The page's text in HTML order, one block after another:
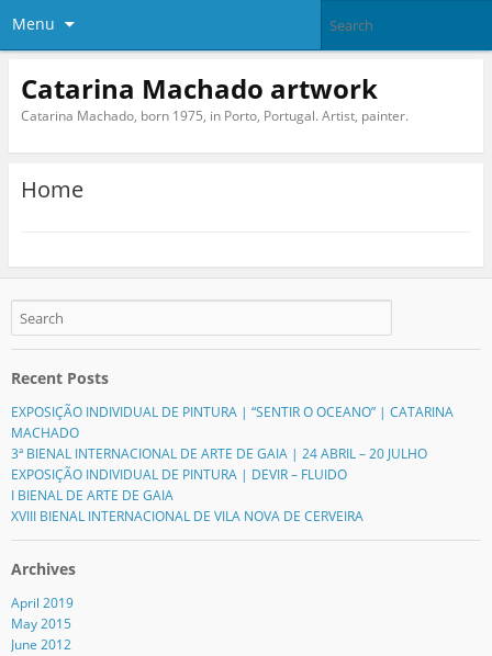
Menu
Catarina Machado artwork
Catarina Machado, born 1975, in Porto, Portugal. Artist, painter.
Home
Recent Posts
EXPOSIÇÃO INDIVIDUAL DE PINTURA | “SENTIR O OCEANO” | CATARINA
MACHADO
3ª BIENAL INTERNACIONAL DE ARTE DE GAIA | 24 ABRIL – 20 JULHO
EXPOSIÇÃO INDIVIDUAL DE PINTURA | DEVIR – FLUIDO
I BIENAL DE ARTE DE GAIA
XVIII BIENAL INTERNACIONAL DE VILA NOVA DE CERVEIRA
Archives
April 2019
May 2015
June 2012